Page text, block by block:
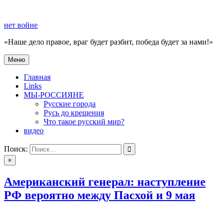
содержимому
нет войне
«Наше дело правое, враг будет разбит, победа будет за нами!»
нет войне
«Наше дело правое, враг будет разбит, победа будет за нами!»
Меню
Главная
Links
МЫ-РОССИЯНЕ
Русские города
Русь до крещения
Что такое русский мир?
видео
Поиск:
×
Американский генерал: наступление
РФ вероятно между Пасхой и 9 мая